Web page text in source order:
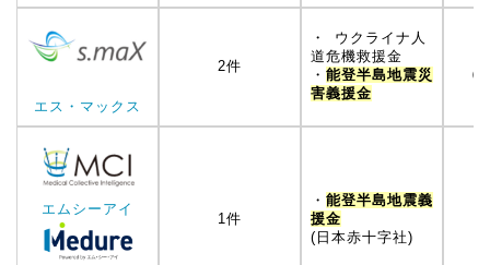
エス・マックス
2件
・ ウクライナ人
道危機救援金
・ 能登半島地震災
害義援金
（
エムシーアイ
1件
・ 能登半島地震義
援金
(日本赤十字社)